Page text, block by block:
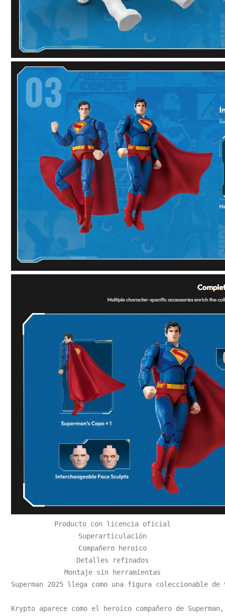
Producto con licencia oficial
Superarticulación
Compañero heroico
Detalles refinados
Montaje sin herramientas
Superman 2025 llega como una figura coleccionable
Krypto aparece como el heroico compañero de